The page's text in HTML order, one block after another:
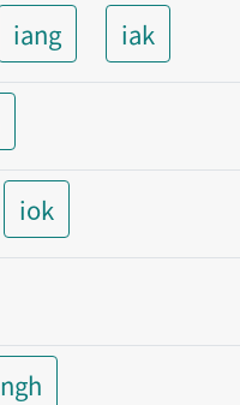
iang iak
iok
ngh